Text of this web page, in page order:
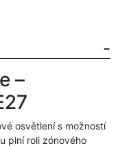
–
osvětlení s možností
plní roli zónového